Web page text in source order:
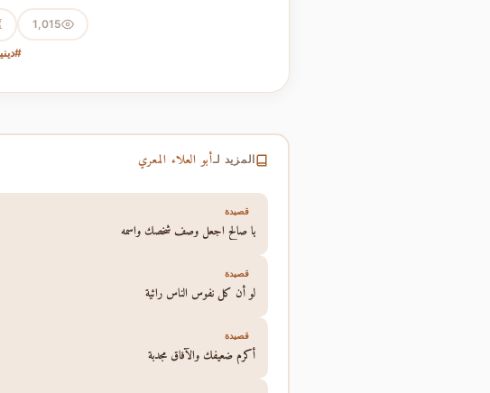
1,015
المزيد لـأبو العلاء المعري
قصيدة
يا صالح اجعل وصف شخصك واسمه
قصيدة
لو أن كل نفوس الناس رائية
قصيدة
أكرم ضعيفك والآفاق مجدبة